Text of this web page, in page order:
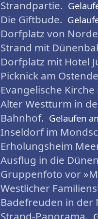
Strandpartie.
Die Giftbude.
Dorfplatz von
Strand mit
Dorfplatz mit Hotel
Picknick am
Evangelische
Alter Westturm in
Bahnhof. Gelaufen
Inseldorf im
Erholungsheim
Ausflug in die
Gruppenfoto vor
Westlicher
Badefreuden in
Strand-Panorama.